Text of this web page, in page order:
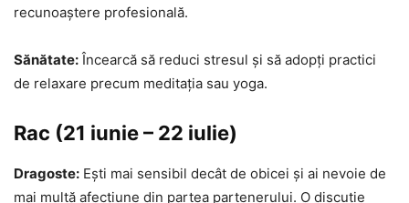
recunoaștere profesională.
Sănătate: Încearcă să reduci stresul și să adopți practici
de relaxare precum meditația sau yoga.
Rac (21 iunie – 22 iulie)
Dragoste: Ești mai sensibil decât de obicei și ai nevoie de
mai multă afecțiune din partea partenerului. O discuție